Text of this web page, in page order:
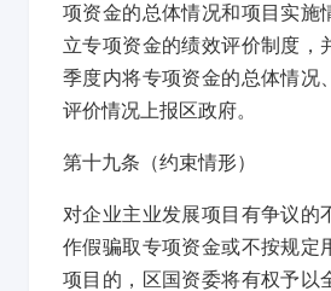
项资金的总体情况和项目实施
立专项资金的绩效评价制度，
季度内将专项资金的总体情况
评价情况上报区政府。
第十九条 （约束情形）
对企业主业发展项目有争议的
作假骗取专项资金或不按规定
项目的，区国资委将有权予以